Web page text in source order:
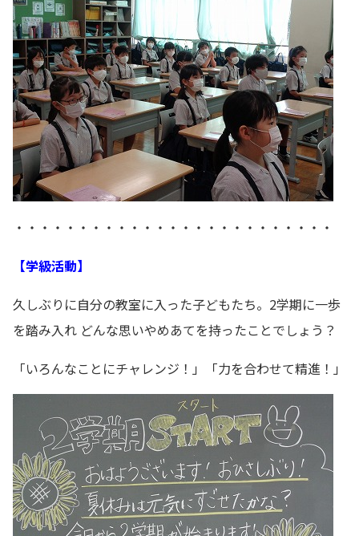
・・・・・・・・・・・・・・・・・・・・・・・・・
【学級活動】
久しぶりに自分の教室に入った子どもたち。2学期に一歩
を踏み入れ どんな思いやめあてを持ったことでしょう？
「いろんなことにチャレンジ！」「力を合わせて精進！」